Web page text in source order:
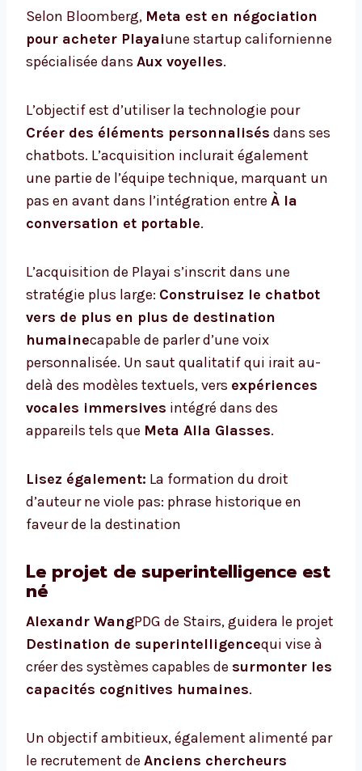
Selon Bloomberg, Meta est en négociation
pour acheter Playaiune startup californienne
spécialisée dans Aux voyelles.
L’objectif est d’utiliser la technologie pour
Créer des éléments personnalisés dans ses
chatbots. L’acquisition inclurait également
une partie de l’équipe technique, marquant un
pas en avant dans l’intégration entre À la
conversation et portable.
L’acquisition de Playai s’inscrit dans une
stratégie plus large: Construisez le chatbot
vers de plus en plus de destination
humainecapable de parler d’une voix
personnalisée. Un saut qualitatif qui irait au-
delà des modèles textuels, vers expériences
vocales immersives intégré dans des
appareils tels que Meta Alla Glasses.
Lisez également: La formation du droit
d’auteur ne viole pas: phrase historique en
faveur de la destination
Le projet de superintelligence est
né
Alexandr WangPDG de Stairs, guidera le projet
Destination de superintelligencequi vise à
créer des systèmes capables de surmonter les
capacités cognitives humaines.
Un objectif ambitieux, également alimenté par
le recrutement de Anciens chercheurs